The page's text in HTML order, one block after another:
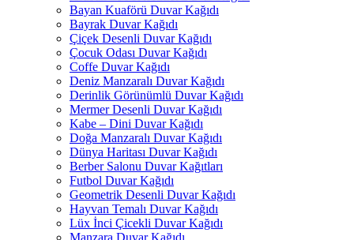
Bayan Kuaförü Duvar Kağıdı
Bayrak Duvar Kağıdı
Çiçek Desenli Duvar Kağıdı
Çocuk Odası Duvar Kağıdı
Coffe Duvar Kağıdı
Deniz Manzaralı Duvar Kağıdı
Derinlik Görünümlü Duvar Kağıdı
Mermer Desenli Duvar Kağıdı
Kabe – Dini Duvar Kağıdı
Doğa Manzaralı Duvar Kağıdı
Dünya Haritası Duvar Kağıdı
Berber Salonu Duvar Kağıtları
Futbol Duvar Kağıdı
Geometrik Desenli Duvar Kağıdı
Hayvan Temalı Duvar Kağıdı
Lüx İnci Çicekli Duvar Kağıdı
Manzara Duvar Kağıdı